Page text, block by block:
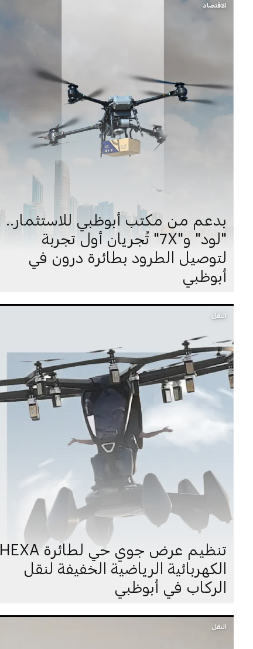
الاقتصاد
بدعم من مكتب أبوظبي للاستثمار..
"لود" و"7X" تُجريان أول تجربة
لتوصيل الطرود بطائرة درون في
أبوظبي
النقل
تنظيم عرض جوي حي لطائرة HEXA
الكهربائية الرياضية الخفيفة لنقل
الركاب في أبوظبي
النقل